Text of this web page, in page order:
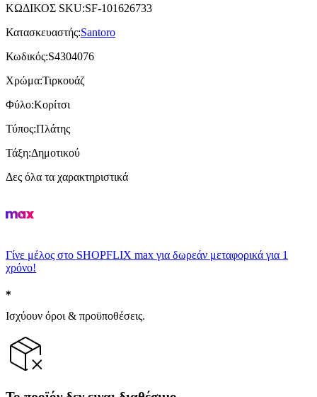
ΚΩΔΙΚΟΣ SKU:SF-101626733
Κατασκευαστής:Santoro
Κωδικός:S4304076
Χρώμα:Τιρκουάζ
Φύλο:Κορίτσι
Τύπος:Πλάτης
Τάξη:Δημοτικού
Δες όλα τα χαρακτηριστικά
Γίνε μέλος στο SHOPFLIX max για δωρεάν μεταφορικά για 1
χρόνο!
Ισχύουν όροι & προϋποθέσεις.